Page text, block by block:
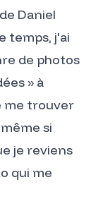
Daniel
temps, j'ai
de photos
» à
me trouver
si
je reviens
qui me